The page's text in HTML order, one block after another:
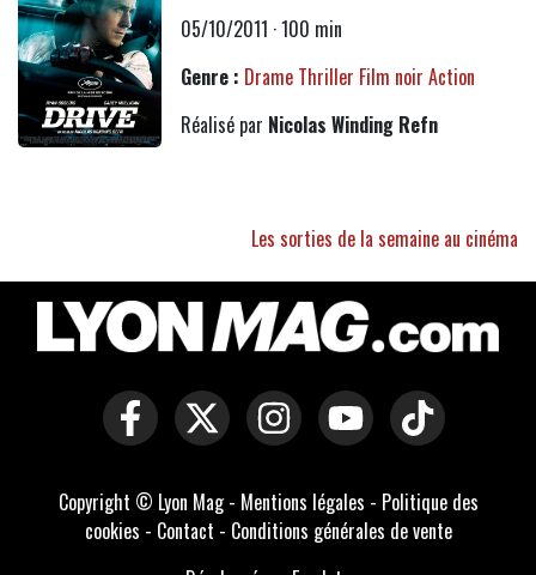
05/10/2011 · 100 min
Genre : Drame Thriller Film noir Action
Réalisé par Nicolas Winding Refn
Les sorties de la semaine au cinéma
Copyright © Lyon Mag - Mentions légales - Politique des
cookies - Contact - Conditions générales de vente